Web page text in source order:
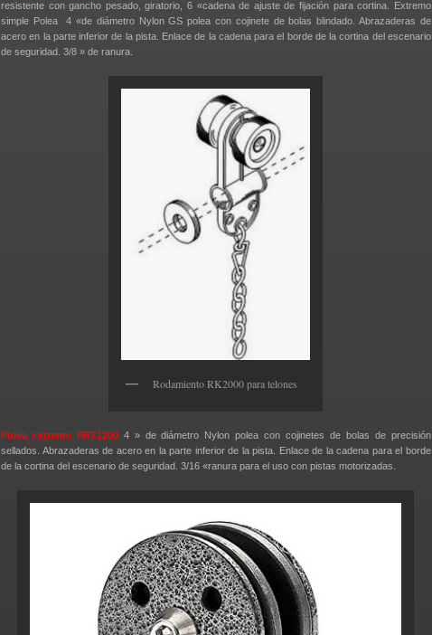
resistente con gancho pesado, giratorio, 6 «cadena de ajuste de fijación para cortina. Extremo
simple Polea 4 «de diámetro Nylon GS polea con cojinete de bolas blindado. Abrazaderas de
acero en la parte inferior de la pista. Enlace de la cadena para el borde de la cortina del escenario
de seguridad. 3/8 » de ranura.
Rodamiento RK2000 para telones
Polea extremo PRT12004 » de diámetro Nylon polea con cojinetes de bolas de precisión
sellados. Abrazaderas de acero en la parte inferior de la pista. Enlace de la cadena para el borde
de la cortina del escenario de seguridad. 3/16 «ranura para el uso con pistas motorizadas.